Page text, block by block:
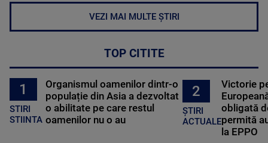
VEZI MAI MULTE ȘTIRI
TOP CITITE
1
STIRI
STIINTA
Organismul oamenilor dintr-o
populație din Asia a dezvoltat
o abilitate pe care restul
oamenilor nu o au
2
ȘTIRI
ACTUALE
Victorie
obligată
permită
la EPPO